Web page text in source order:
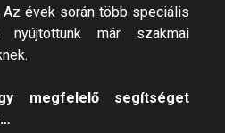
évek során több speciális
már szakmai
megfelelő segítséget